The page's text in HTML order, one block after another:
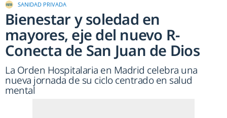
SANIDAD PRIVADA
Bienestar y soledad en
mayores, eje del nuevo R-
Conecta de San Juan de Dios
La Orden Hospitalaria en Madrid celebra una
nueva jornada de su ciclo centrado en salud
mental